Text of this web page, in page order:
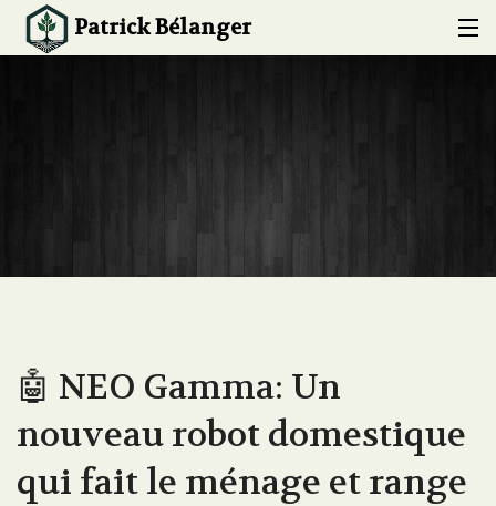
Patrick Bélanger
CONTACT
🤖 NEO Gamma: Un
nouveau robot domestique
qui fait le ménage et range